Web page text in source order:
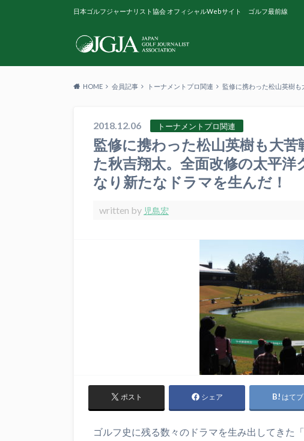
日本ゴルフジャーナリスト協会 オフィシャルWebサイト ゴルフ最前線
HOME 会員記事 トーナメントプロ関連 監修に携わった松山英樹
2018.12.06 トーナメントプロ関連
監修に携わった松山英樹も大
た秋吉翔太。全面改修の太平
なり新たなドラマを生んだ！
written by 児島宏
ポスト シェア はてブ
ゴルフ史に残る数々のドラマを生み出してきた